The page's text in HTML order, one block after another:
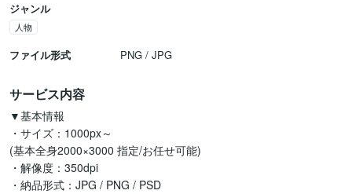
ジャンル
人物
ファイル形式 PNG / JPG
サービス内容
▼基本情報
・サイズ：1000px～
(基本全身2000×3000 指定/お任せ可能)
・解像度：350dpi
・納品形式：JPG / PNG / PSD